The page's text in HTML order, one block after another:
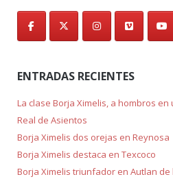
ENTRADAS RECIENTES
La clase Borja Ximelis, a hombros
Real de Asientos
Borja Ximelis dos orejas en Reynosa
Borja Ximelis destaca en Texcoco
Borja Ximelis triunfador en Autlan de